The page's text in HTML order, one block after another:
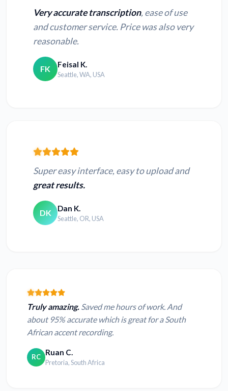
Very accurate transcription, ease of use
and customer service. Price was also very
reasonable.
FK Feisal K.
Seattle, WA, USA
Super easy interface, easy to upload and
great results.
DK Dan K.
Seattle, OR, USA
Truly amazing. Saved me hours of work. And
about 95% accurate which is great for a South
African accent recording.
RC Ruan C.
Pretoria, South Africa